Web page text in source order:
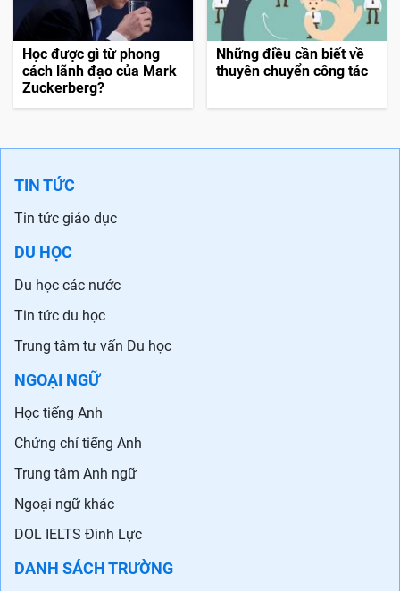
Học được gì từ phong
cách lãnh đạo của Mark
Zuckerberg?
Những điều cần biết về
thuyên chuyển công tác
TIN TỨC
Tin tức giáo dục
DU HỌC
Du học các nước
Tin tức du học
Trung tâm tư vấn Du học
NGOẠI NGỮ
Học tiếng Anh
Chứng chỉ tiếng Anh
Trung tâm Anh ngữ
Ngoại ngữ khác
DOL IELTS Đình Lực
DANH SÁCH TRƯỜNG